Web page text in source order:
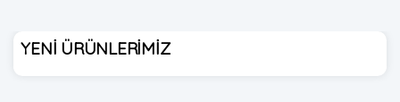
YENİ ÜRÜNLERİMİZ